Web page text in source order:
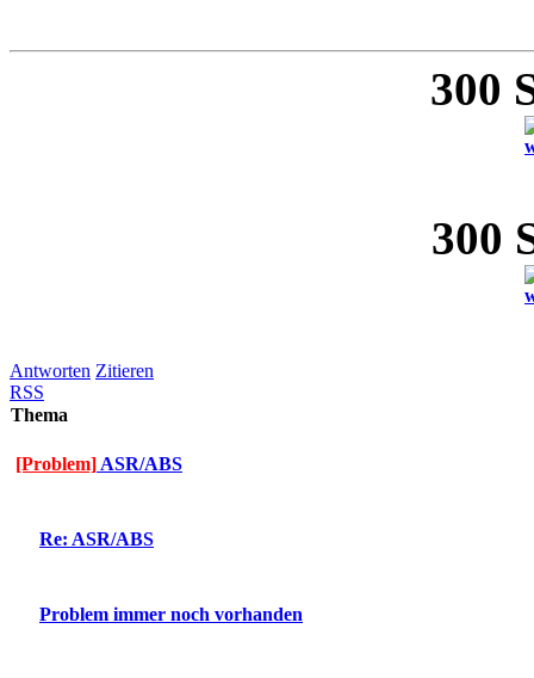
300
300
Antworten Zitieren
RSS
Thema
[Problem] ASR/ABS
Re: ASR/ABS
Problem immer noch vorhanden